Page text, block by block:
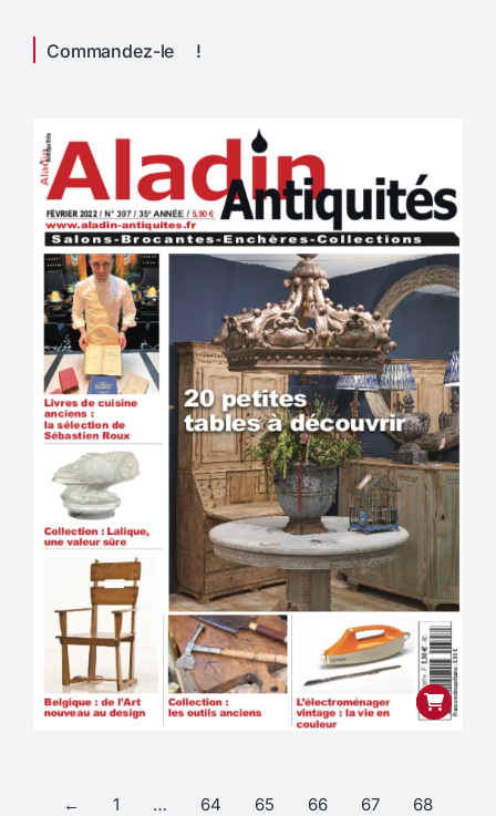
Commandez-le !
← 1 … 64 65 66 67
68